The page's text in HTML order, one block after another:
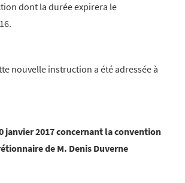
dont la durée expirera le
nouvelle instruction a été adressée à
janvier 2017 concernant la convention
de M. Denis Duverne